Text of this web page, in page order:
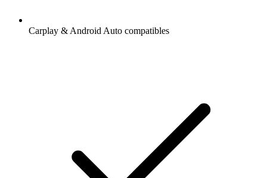
Carplay & Android Auto compatibles